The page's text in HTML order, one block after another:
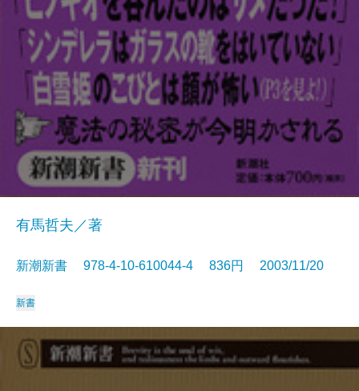
有馬哲夫／著
新潮新書 978-4-10-610044-4 836円 2003/11/20
新書